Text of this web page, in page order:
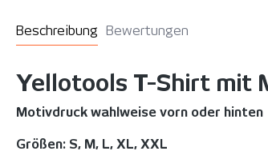
Beschreibung Bewertungen
Yellotools T-Shirt mit
Motivdruck wahlweise vorn oder hinten
Größen: S, M, L, XL, XXL